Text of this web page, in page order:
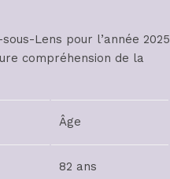
Lens pour l’année 2025
compréhension de la
Âge
82 ans